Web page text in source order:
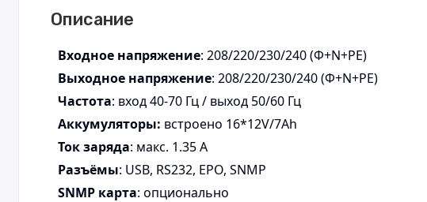
Описание
Входное напряжение: 208/220/230/240 (Ф+N+PE)
Выходное напряжение: 208/220/230/240 (Ф+N+PE)
Частота: вход 40-70 Гц / выход 50/60 Гц
Аккумуляторы: встроено 16*12V/7Ah
Ток заряда: макс. 1.35 A
Разъёмы: USB, RS232, EPO, SNMP
SNMP карта: опционально